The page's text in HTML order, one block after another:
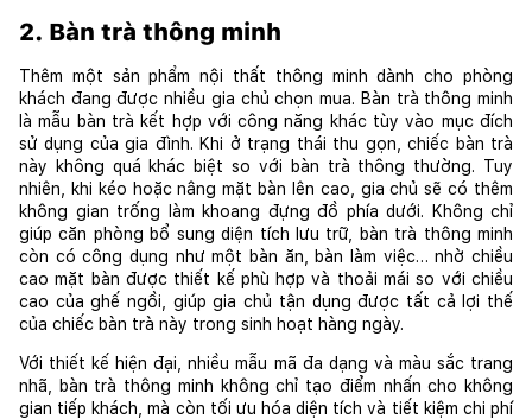
2. Bàn trà thông minh
Thêm một sản phẩm nội thất thông minh dành cho phòng
khách đang được nhiều gia chủ chọn mua. Bàn trà thông minh
là mẫu bàn trà kết hợp với công năng khác tùy vào mục đích
sử dụng của gia đình. Khi ở trạng thái thu gọn, chiếc bàn trà
này không quá khác biệt so với bàn trà thông thường. Tuy
nhiên, khi kéo hoặc nâng mặt bàn lên cao, gia chủ sẽ có thêm
không gian trống làm khoang đựng đồ phía dưới. Không chỉ
giúp căn phòng bổ sung diện tích lưu trữ, bàn trà thông minh
còn có công dụng như một bàn ăn, bàn làm việc… nhờ chiều
cao mặt bàn được thiết kế phù hợp và thoải mái so với chiều
cao của ghế ngồi, giúp gia chủ tận dụng được tất cả lợi thế
của chiếc bàn trà này trong sinh hoạt hàng ngày.
Với thiết kế hiện đại, nhiều mẫu mã đa dạng và màu sắc trang
nhã, bàn trà thông minh không chỉ tạo điểm nhấn cho không
gian tiếp khách, mà còn tối ưu hóa diện tích và tiết kiệm chi phí